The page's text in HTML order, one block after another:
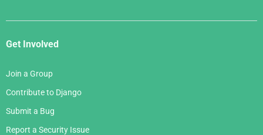
Get Involved
Join a Group
Contribute to Django
Submit a Bug
Report a Security Issue